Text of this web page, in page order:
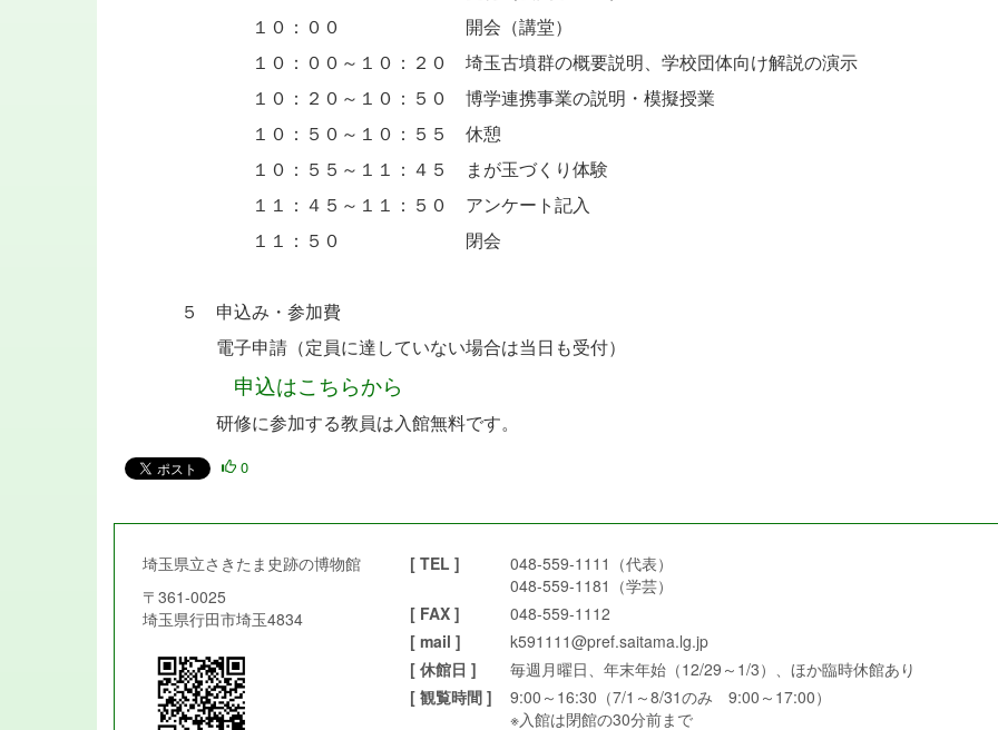
１０：００ 開会（講堂）
１０：００～１０：２０ 埼玉古墳群の概要説明、学校団体向け解説の演示
１０：２０～１０：５０ 博学連携事業の説明・模擬授業
１０：５０～１０：５５ 休憩
１０：５５～１１：４５ まが玉づくり体験
１１：４５～１１：５０ アンケート記入
１１：５０ 閉会
５ 申込み・参加費
電子申請（定員に達していない場合は当日も受付）
申込はこちらから
研修に参加する教員は入館無料です。
0
埼玉県立さきたま史跡の博物館
〒361-0025
埼玉県行田市埼玉4834
[ TEL ]
048-559-1111（代表）
048-559-1181（学芸）
[ FAX ]
048-559-1112
[ mail ]
k591111@pref.saitama.lg.jp
[ 休館日 ]
毎週月曜日、年末年始（12/29～1/3）、ほか臨時休館あり
[ 観覧時間 ]
9:00～16:30（7/1～8/31のみ 9:00～17:00）
※入館は閉館の30分前まで